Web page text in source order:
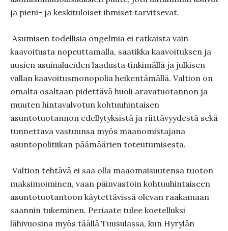
ja pieni- ja keskituloiset ihmiset tarvitsevat.
Asumisen todellisia ongelmia ei ratkaista vain
kaavoitusta nopeuttamalla, saatikka kaa­voituksen ja
uusien asuinalueiden laadusta tinkimällä ja julkisen
vallan kaavoitusmonopolia heiken­tämällä. Valtion on
omalta osaltaan pidettävä huoli aravatuotan­non ja
muuten hintavalvotun kohtuuhintaisen
asuntotuotannon edellytyksistä ja riittävyydestä sekä
tunnettava vastuunsa myös maanomistajana
asuntopolitiikan päämäärien toteutumisesta.
Valtion tehtävä ei saa olla maaomaisuutensa tuoton
maksimoimi­nen, vaan päinvastoin kohtuuhintaiseen
asuntotuotantoon käytettä­vissä olevan raakamaan
saannin tukeminen. Periaate tulee koetel­luksi
lähivuosina myös täällä Tuusulassa, kun Hyrylän